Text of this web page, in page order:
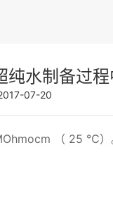
水制备过
07-20
（ 25 ℃